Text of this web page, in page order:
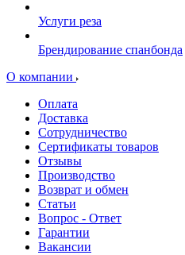
Услуги реза
Брендирование спанбонда
О компании
Оплата
Доставка
Сотрудничество
Сертификаты товаров
Отзывы
Производство
Возврат и обмен
Статьи
Вопрос - Ответ
Гарантии
Вакансии